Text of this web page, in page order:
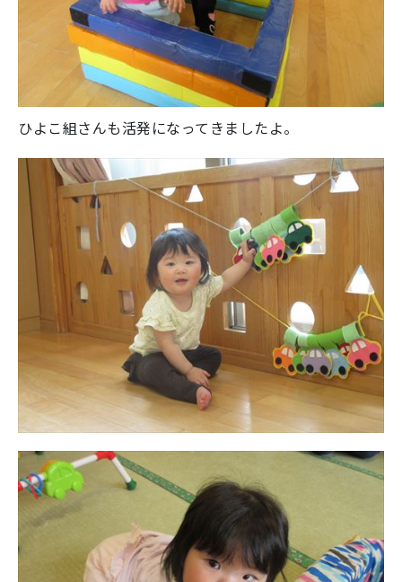
ひよこ組さんも活発になってきましたよ。